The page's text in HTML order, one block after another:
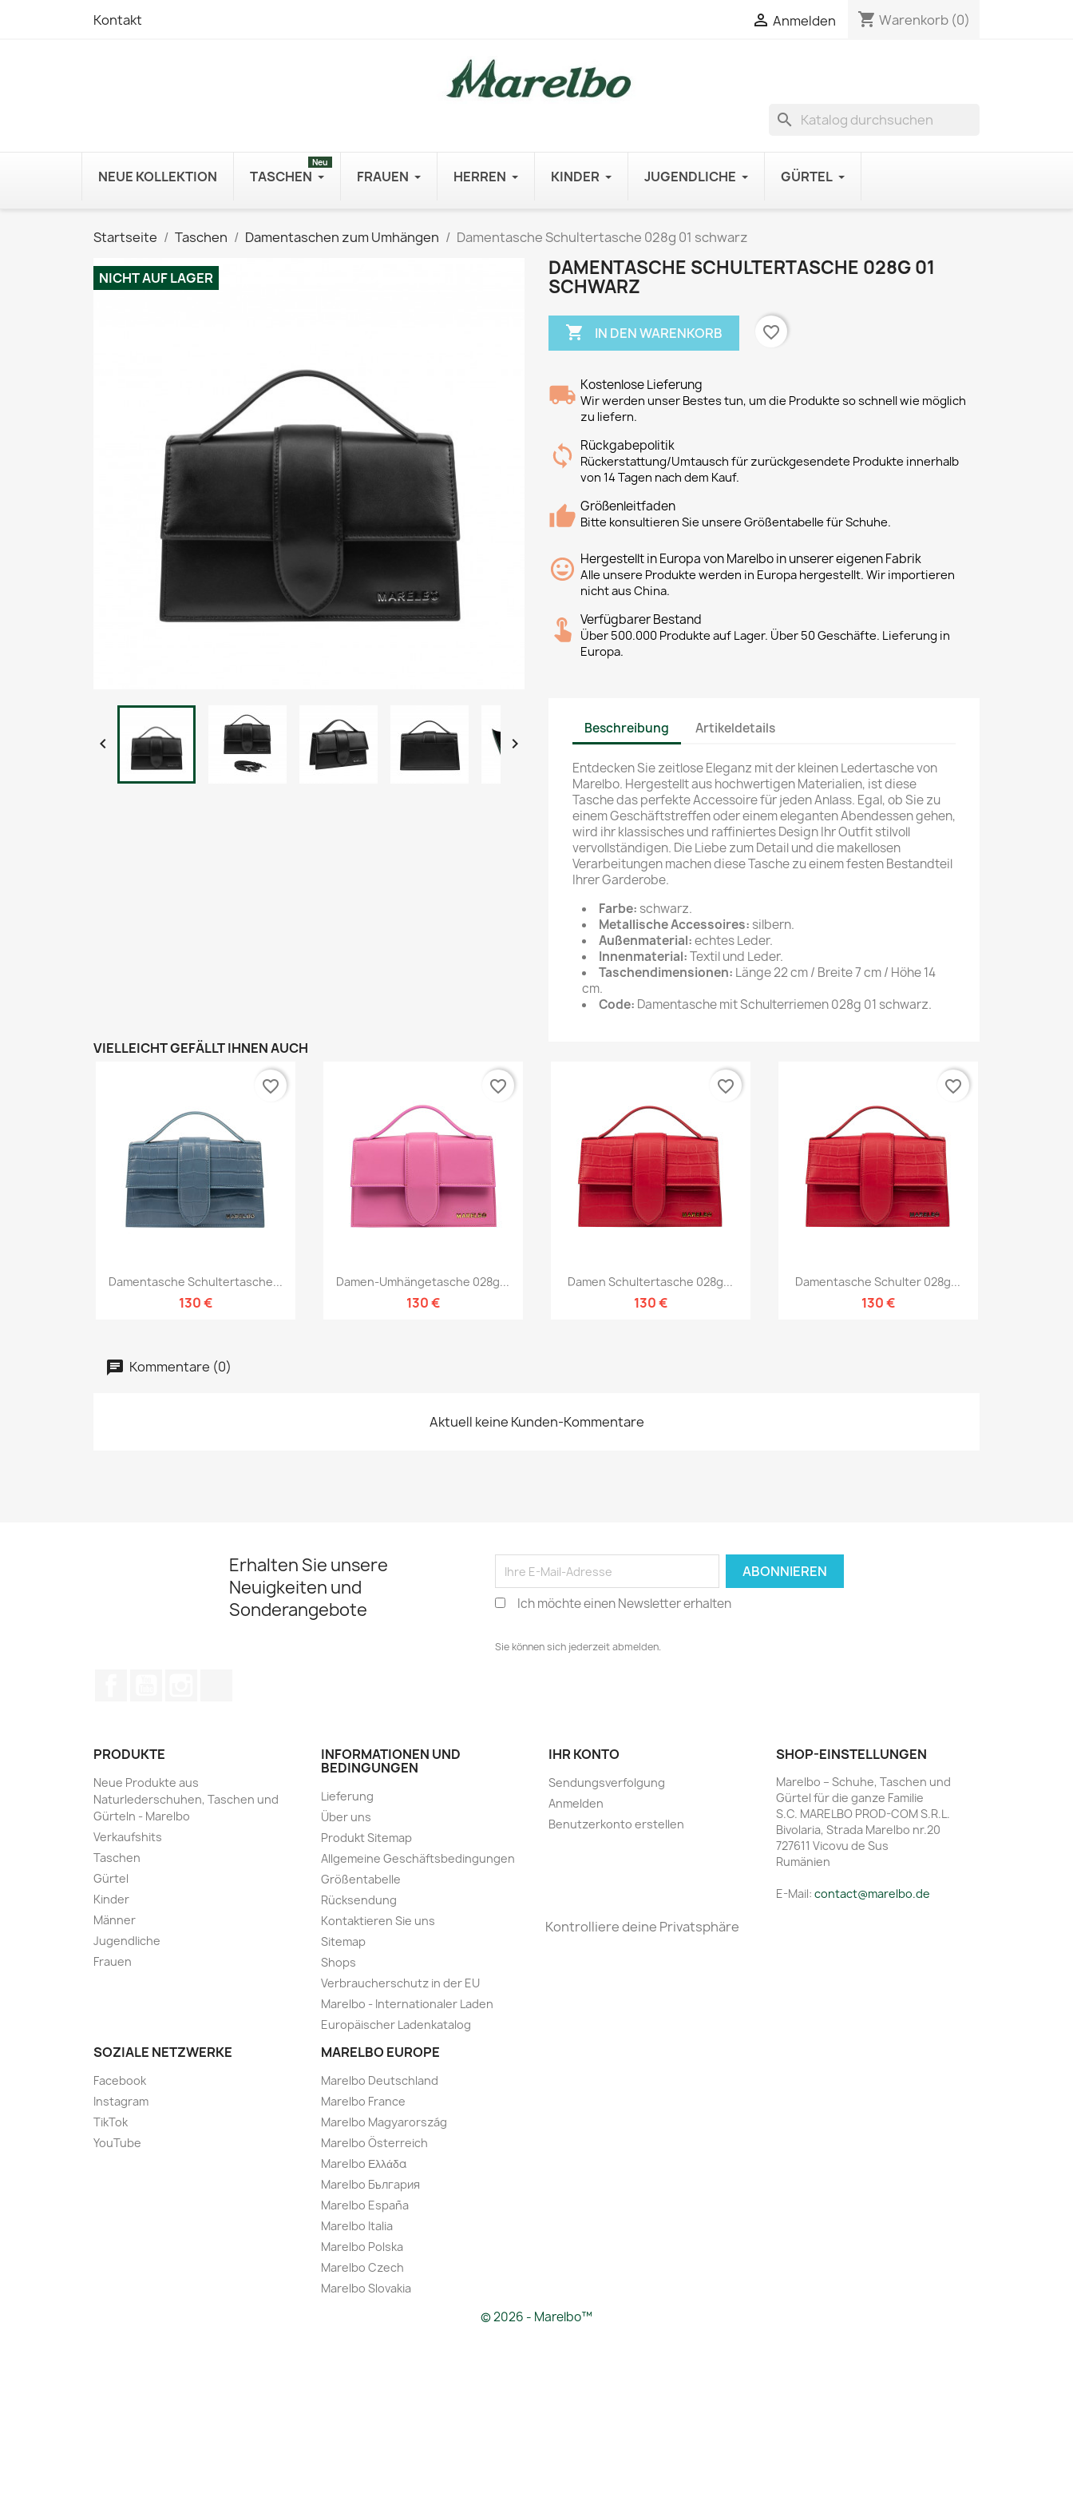
Kontakt  Anmelden shopping_cart Warenkorb (0)
search
NEUE KOLLEKTION TASCHEN
Neu
FRAUEN HERREN KINDER JUGENDLICHE GÜRTEL
Startseite Taschen Damentaschen zum Umhängen Damentasche Schultertasche 028g 01 schwarz
NICHT AUF LAGER
 
DAMENTASCHE SCHULTERTASCHE 028G 01
SCHWARZ
 IN DEN WARENKORB favorite_border
Kostenlose Lieferung
Wir werden unser Bestes tun, um die Produkte so schnell wie möglich
zu liefern.
Rückgabepolitik
Rückerstattung/Umtausch für zurückgesendete Produkte innerhalb
von 14 Tagen nach dem Kauf.
Größenleitfaden
Bitte konsultieren Sie unsere Größentabelle für Schuhe.
Hergestellt in Europa von Marelbo in unserer eigenen Fabrik
Alle unsere Produkte werden in Europa hergestellt. Wir importieren
nicht aus China.
Verfügbarer Bestand
Über 500.000 Produkte auf Lager. Über 50 Geschäfte. Lieferung in
Europa.
Beschreibung Artikeldetails
Entdecken Sie zeitlose Eleganz mit der kleinen Ledertasche von
Marelbo. Hergestellt aus hochwertigen Materialien, ist diese
Tasche das perfekte Accessoire für jeden Anlass. Egal, ob Sie zu
einem Geschäftstreffen oder einem eleganten Abendessen gehen,
wird ihr klassisches und raffiniertes Design Ihr Outfit stilvoll
vervollständigen. Die Liebe zum Detail und die makellosen
Verarbeitungen machen diese Tasche zu einem festen Bestandteil
Ihrer Garderobe.
Farbe: schwarz.
Metallische Accessoires: silbern.
Außenmaterial:echtes Leder.
Innenmaterial:Textil und Leder.
Taschendimensionen: Länge 22 cm / Breite 7 cm / Höhe 14
cm.
Code: Damentasche mit Schulterriemen 028g 01 schwarz.
VIELLEICHT GEFÄLLT IHNEN AUCH
Vorschau
Damentasche Schultertasche...
130 €
favorite_border
Vorschau
Damen-Umhängetasche 028g...
130 €
favorite_border
Vorschau
Damen Schultertasche 028g...
130 €
favorite_border
Vorschau
Damentasche Schulter 028g...
130 €
favorite_border
Kommentare (0)
Aktuell keine Kunden-Kommentare
Erhalten Sie unsere
Neuigkeiten und
Sonderangebote
Ich möchte einen Newsletter erhalten
Sie können sich jederzeit abmelden.
PRODUKTE
Neue Produkte aus
Naturlederschuhen, Taschen und
Gürteln - Marelbo
Verkaufshits
Taschen
Gürtel
Kinder
Männer
Jugendliche
Frauen
INFORMATIONEN UND
BEDINGUNGEN
Lieferung
Über uns
Produkt Sitemap
Allgemeine Geschäftsbedingungen
Größentabelle
Rücksendung
Kontaktieren Sie uns
Sitemap
Shops
Verbraucherschutz in der EU
Marelbo - Internationaler Laden
Europäischer Ladenkatalog
SOZIALE NETZWERKE
Facebook
Instagram
TikTok
YouTube
MARELBO EUROPE
Marelbo Deutschland
Marelbo France
Marelbo Magyarország
Marelbo Österreich
Marelbo Ελλάδα
Marelbo България
Marelbo España
Marelbo Italia
Marelbo Polska
Marelbo Czech
Marelbo Slovakia
IHR KONTO
Sendungsverfolgung
Anmelden
Benutzerkonto erstellen
SHOP-EINSTELLUNGEN
Marelbo – Schuhe, Taschen und
Gürtel für die ganze Familie
S.C. MARELBO PROD-COM S.R.L.
Bivolaria, Strada Marelbo nr.20
727611 Vicovu de Sus
Rumänien
E-Mail: contact@marelbo.de
Kontrolliere deine Privatsphäre
© 2026 - Marelbo™